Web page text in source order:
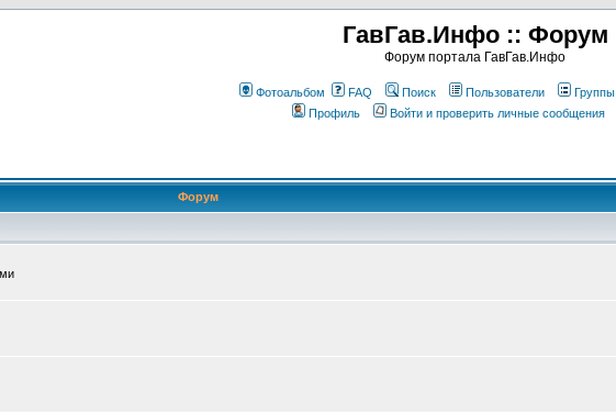
ГавГав.Инфо :: Форум
Форум портала ГавГав.Инфо
Фотоальбом FAQ Поиск Пользователи Группы
Профиль
Войти и проверить личные сообщения
Форум